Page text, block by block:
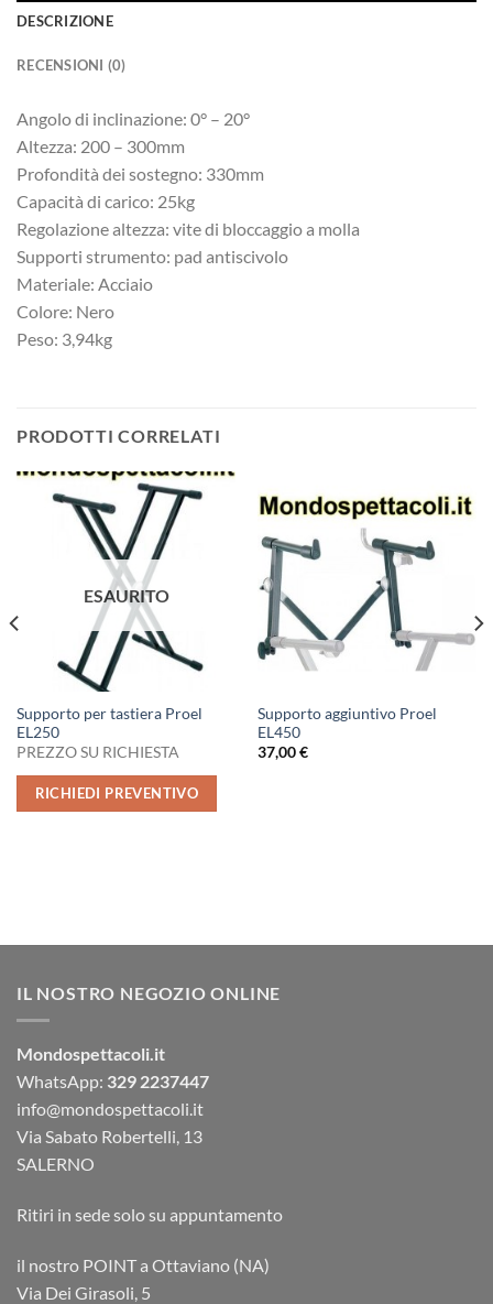
DESCRIZIONE
RECENSIONI (0)
Angolo di inclinazione: 0° – 20°
Altezza: 200 – 300mm
Profondità dei sostegno: 330mm
Capacità di carico: 25kg
Regolazione altezza: vite di bloccaggio a molla
Supporti strumento: pad antiscivolo
Materiale: Acciaio
Colore: Nero
Peso: 3,94kg
PRODOTTI CORRELATI
ESAURITO
Supporto per tastiera Proel
EL250
PREZZO SU RICHIESTA
RICHIEDI PREVENTIVO
Supporto aggiuntivo Proel
EL450
37,00€
IL NOSTRO NEGOZIO ONLINE
Mondospettacoli.it
WhatsApp: 329 2237447
info@mondospettacoli.it
Via Sabato Robertelli, 13
SALERNO
Ritiri in sede solo su appuntamento
il nostro POINT a Ottaviano (NA)
Via Dei Girasoli, 5